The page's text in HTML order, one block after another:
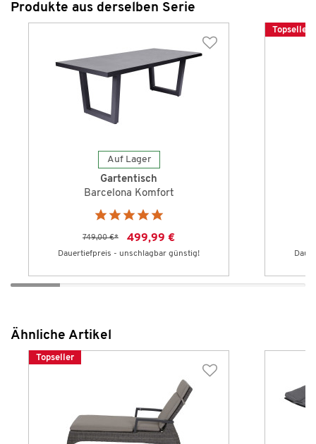
Produkte aus derselben Serie
Auf Lager
Gartentisch
Barcelona Komfort
749,00 €* 499,99 €
Dauertiefpreis - unschlagbar günstig!
Topseller
Ähnliche Artikel
Topseller